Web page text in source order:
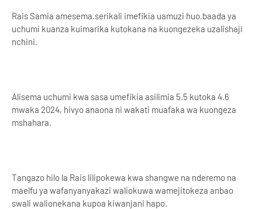
Rais Samia amesema.serikali imefikia uamuzi huo.baada ya
uchumi kuanza kuimarika kutokana na kuongezeka uzalishaji
nchini.
Alisema uchumi kwa sasa umefikia asilimia 5.5 kutoka 4.6
mwaka 2024, hivyo anaona ni wakati muafaka wa kuongeza
mshahara.
Tangazo hilo la Rais lilipokewa kwa shangwe na nderemo na
maelfu ya wafanyanyakazi waliokuwa wamejitokeza anbao
swali walionekana kupoa kiwanjani hapo.